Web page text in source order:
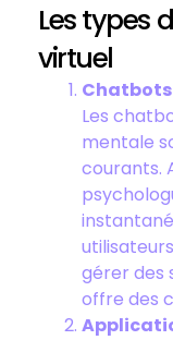
Les types
virtuel
Chatbots
Les
mentale
courants.
gérer des
offre des